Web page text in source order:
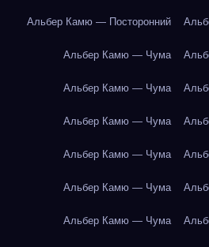
Альбер Камю — Посторонний
Альбер Камю — Чума
Альбер Камю — Чума
Альбер Камю — Чума
Альбер Камю — Чума
Альбер Камю — Чума
Альбер Камю — Чума